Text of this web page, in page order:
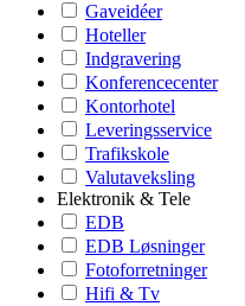
Gaveidéer
Hoteller
Indgravering
Konferencecenter
Kontorhotel
Leveringsservice
Trafikskole
Valutaveksling
Elektronik & Tele
EDB
EDB Løsninger
Fotoforretninger
Hifi & Tv